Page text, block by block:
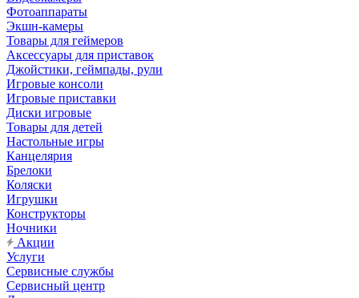
Фотоаппараты
Экшн-камеры
Товары для геймеров
Аксессуары для приставок
Джойстики, геймпады, рули
Игровые консоли
Игровые приставки
Диски игровые
Товары для детей
Настольные игры
Канцелярия
Брелоки
Коляски
Игрушки
Конструкторы
Ночники
Акции
Услуги
Сервисные службы
Сервисный центр